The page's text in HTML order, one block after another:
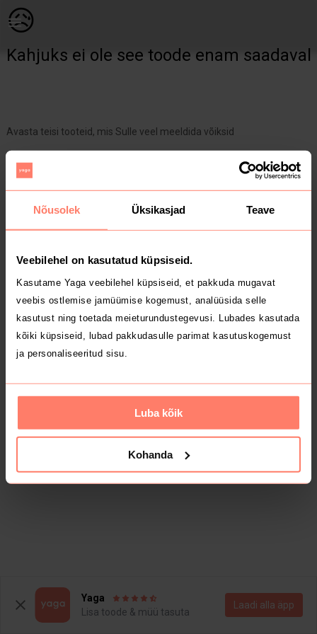
Nõusolek Üksikasjad Teave
Veebilehel on kasutatud küpsiseid.
Kasutame Yaga veebilehel küpsiseid, et pakkuda mugavat
veebis ostlemise jamüümise kogemust, analüüsida selle
kasutust ning toetada meieturundustegevusi. Lubades kasutada
kõiki küpsiseid, lubad pakkudasulle parimat kasutuskogemust
ja personaliseeritud sisu.
Luba kõik
Kohanda
😥
Kahjuks ei ole see toode enam saadaval
Avasta teisi tooteid, mis Sulle veel meeldida võiksid
Yaga
Lisa toode & müü tasuta
Laadi alla äpp